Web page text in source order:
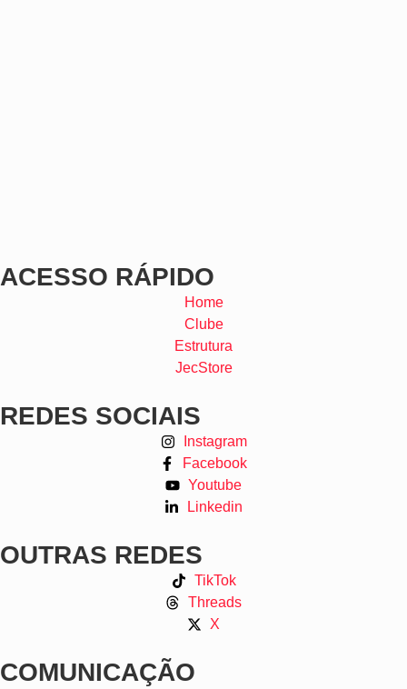
ACESSO RÁPIDO
Home
Clube
Estrutura
JecStore
REDES SOCIAIS
Instagram
Facebook
Youtube
Linkedin
OUTRAS REDES
TikTok
Threads
X
COMUNICAÇÃO